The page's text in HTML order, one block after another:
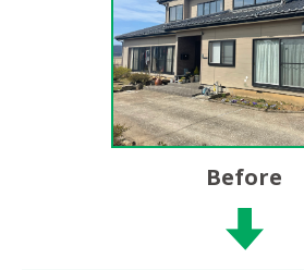
Before